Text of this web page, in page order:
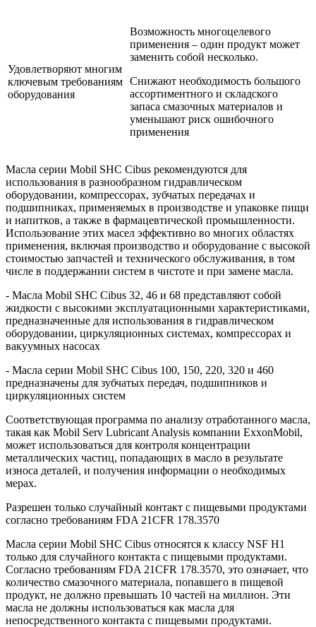
Удовлетворяют многим
ключевым требованиям
оборудования
Возможность многоцелевого
применения – один продукт может
заменить собой несколько.
Снижают необходимость большого
ассортиментного и складского
запаса смазочных материалов и
уменьшают риск ошибочного
применения
Масла серии Mobil SHC Cibus рекомендуются для
использования в разнообразном гидравлическом
оборудовании, компрессорах, зубчатых передачах и
подшипниках, применяемых в производстве и упаковке пищи
и напитков, а также в фармацевтической промышленности.
Использование этих масел эффективно во многих областях
применения, включая производство и оборудование с высокой
стоимостью запчастей и технического обслуживания, в том
числе в поддержании систем в чистоте и при замене масла.
- Масла Mobil SHC Cibus 32, 46 и 68 представляют собой
жидкости с высокими эксплуатационными характеристиками,
предназначенные для использования в гидравлическом
оборудовании, циркуляционных системах, компрессорах и
вакуумных насосах
- Масла серии Mobil SHC Cibus 100, 150, 220, 320 и 460
предназначены для зубчатых передач, подшипников и
циркуляционных систем
Соответствующая программа по анализу отработанного масла,
такая как Mobil Serv Lubricant Analysis компании ExxonMobil,
может использоваться для контроля концентрации
металлических частиц, попадающих в масло в результате
износа деталей, и получения информации о необходимых
мерах.
Разрешен только случайный контакт с пищевыми продуктами
согласно требованиям FDA 21CFR 178.3570
Масла серии Mobil SHC Cibus относятся к классу NSF H1
только для случайного контакта с пищевыми продуктами.
Согласно требованиям FDA 21CFR 178.3570, это означает, что
количество смазочного материала, попавшего в пищевой
продукт, не должно превышать 10 частей на миллион. Эти
масла не должны использоваться как масла для
непосредственного контакта с пищевыми продуктами.